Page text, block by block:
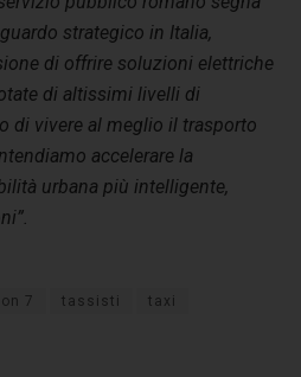
strategico in Italia,
di offrire soluzioni elettriche
di altissimi livelli di
di vivere al meglio il trasporto
accelerare la
urbana più intelligente,
7 tassisti taxi